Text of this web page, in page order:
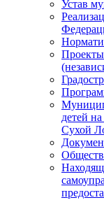
Устав
детей
Сухой